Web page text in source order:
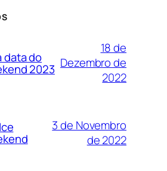
data do
2023
18 de
Dezembro de
2022
3 de Novembro
de 2022